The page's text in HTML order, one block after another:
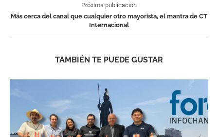
Próxima publicación
Más cerca del canal que cualquier otro mayorista, el mantra de CT
Internacional
TAMBIÉN TE PUEDE GUSTAR